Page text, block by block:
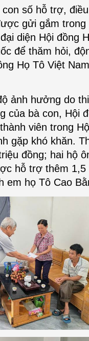
số hỗ trợ,
gửi gắm trong
diện Hội đồng
để thăm hỏi,
Họ Tô Việt
ảnh hưởng do
của bà con, Hội
viên trong
gặp khó khăn.
đồng; hai hộ
hỗ trợ thêm
em họ Tô Cao